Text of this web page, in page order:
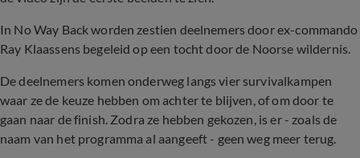
In No Way Back worden zestien deelnemers door ex-commando
Ray Klaassens begeleid op een tocht door de Noorse wildernis.
De deelnemers komen onderweg langs vier survivalkampen
waar ze de keuze hebben om achter te blijven, of om door te
gaan naar de finish. Zodra ze hebben gekozen, is er - zoals de
naam van het programma al aangeeft - geen weg meer terug.